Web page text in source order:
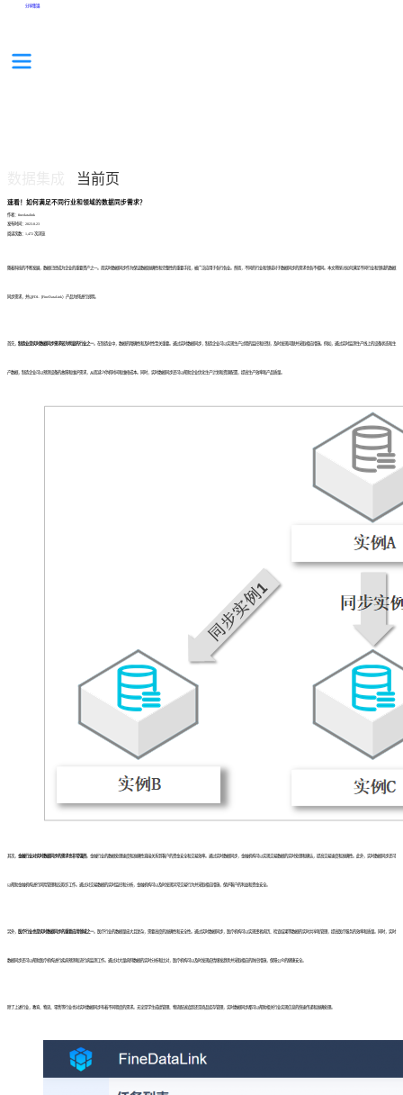
分享集锦
当前页
速看！如何满足不同行业和领域的数据同步需求？
作者：finedatalink
发布时间：2023.8.23
阅读次数：1,472 次浏览
随着科技的不断发展，数据已经成为企业的重要资产之一。而实时数据同步作为保证数据准确性和完整性的重要手段，被广泛应用于各行各业。然而，不同的行业和领域对于数据同步的需求也各不相同。本文将探讨如何满足不同行业和领域的数据
同步需求，并以FDL（FineDataLink）产品为例进行说明。
首先， 制造业是实时数据同步需求较为明显的行业之一。在制造业中，数据的精确性和及时性至关重要。通过实时数据同步，制造企业可以实现生产过程的监控和控制，及时发现问题并采取相应措施。例如，通过实时监测生产线上的设备状态和生
产数据，制造企业可以预测设备的故障和维护需求，从而减少停机时间和维修成本。同时，实时数据同步还可以帮助企业优化生产计划和资源配置，提高生产效率和产品质量。
其次， 金融行业对实时数据同步的需求也非常强烈 。金融行业的数据处理速度和准确性直接关系到客户的资金安全和交易效率。通过实时数据同步，金融机构可以实现交易数据的实时处理和确认，提高交易速度和准确性。此外，实时数据同步还可
以帮助金融机构进行风险管理和反欺诈工作。通过对交易数据的实时监控和分析，金融机构可以及时发现异常交易行为并采取相应措施，保护客户的利益和资金安全。
另外， 医疗行业也是实时数据同步的重要应用领域之一。医疗行业的数据量庞大且复杂，需要高度的准确性和安全性。通过实时数据同步，医疗机构可以实现患者病历、检查结果等数据的实时共享和管理，提高医疗服务的效率和质量。同时，实时
数据同步还可以帮助医疗机构进行疾病预测和流行病监测工作。通过对大量病例数据的实时分析和比对，医疗机构可以及时发现疫情爆发趋势并采取相应的防控措施，保障公众的健康安全。
除了上述行业，教育、物流、零售等行业也对实时数据同步有着不同程度的需求。无论是学生成绩管理、物流配送追踪还是商品库存管理，实时数据同步都可以帮助相关行业实现信息的快速传递和准确处理。